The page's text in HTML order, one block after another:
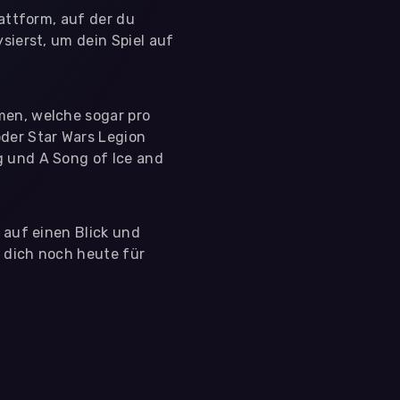
auf der du
um dein Spiel auf
welche sogar pro
Star Wars Legion
und A Song of Ice and
auf einen Blick und
dich noch heute für